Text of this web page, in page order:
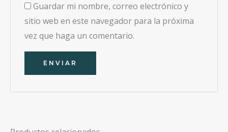
Guardar mi nombre, correo electrónico y
sitio web en este navegador para la próxima
vez que haga un comentario.